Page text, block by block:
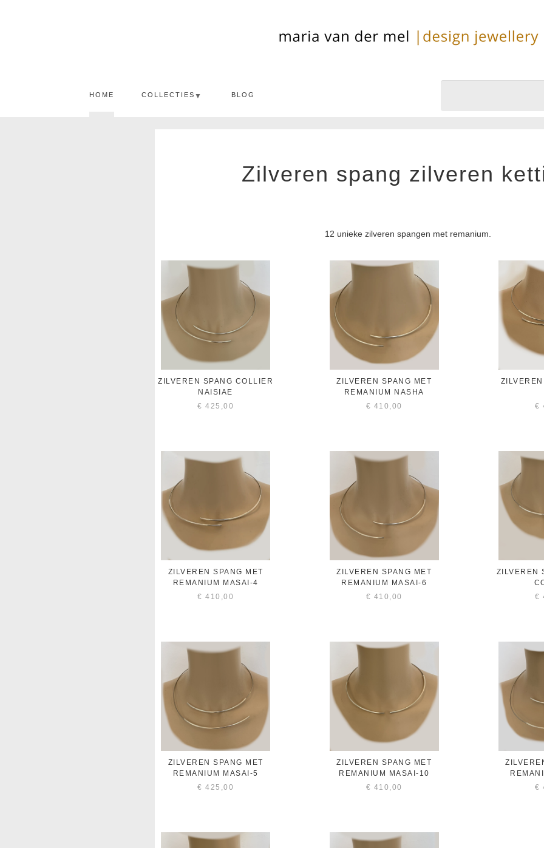
HOME COLLECTIES ▼ BLOG
Zilveren spang zilveren
12 unieke zilveren spangen met remanium.
ZILVEREN SPANG COLLIER
NAISIAE
€ 425,00
ZILVEREN SPANG MET
REMANIUM NASHA
€ 410,00 €
ZILVEREN SPANG MET
REMANIUM MASAI-4
€ 410,00
ZILVEREN SPANG MET
REMANIUM MASAI-6
€ 410,00
ZILVEREN
€
ZILVEREN SPANG MET
REMANIUM MASAI-5
€ 425,00
ZILVEREN SPANG MET
REMANIUM MASAI-10
€ 410,00
€